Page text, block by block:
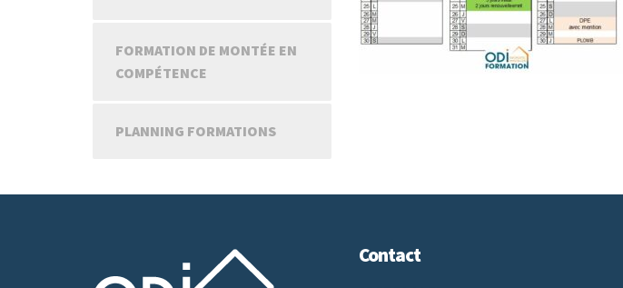
FORMATION DE MONTÉE EN
COMPÉTENCE
PLANNING FORMATIONS
Contact